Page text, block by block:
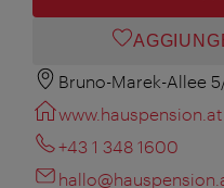
Bruno-Marek-Allee
www.hauspension.at
+43 1 348 1600